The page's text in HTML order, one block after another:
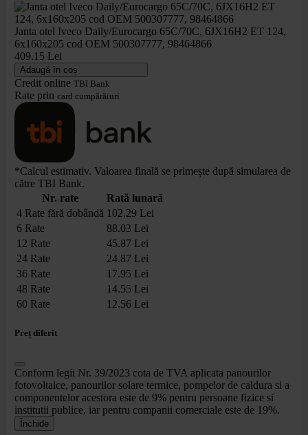
Janta otel Iveco Daily/Eurocargo 65C/70C, 6JX16H2 ET 124,
6x160x205 cod OEM 500307777, 98464866
409.15 Lei
Adaugă în coș
Credit online TBI Bank
Rate prin card cumpărături
*Calcul estimativ. Valoarea finală se primește după simularea de
către TBI Bank.
Nr. rate
Rată lunară
4 Rate fără dobândă 102.29 Lei
6 Rate
88.03 Lei
12 Rate
45.87 Lei
24 Rate
24.87 Lei
36 Rate
17.95 Lei
48 Rate
14.55 Lei
60 Rate
12.56 Lei
Preț diferit
Conform legii Nr. 39/2023 cota de TVA aplicata panourilor
fotovoltaice, panourilor solare termice, pompelor de caldura si a
componentelor acestora este de 9% pentru persoane fizice si
institutii publice, iar pentru companii comerciale este de 19%.
Închide